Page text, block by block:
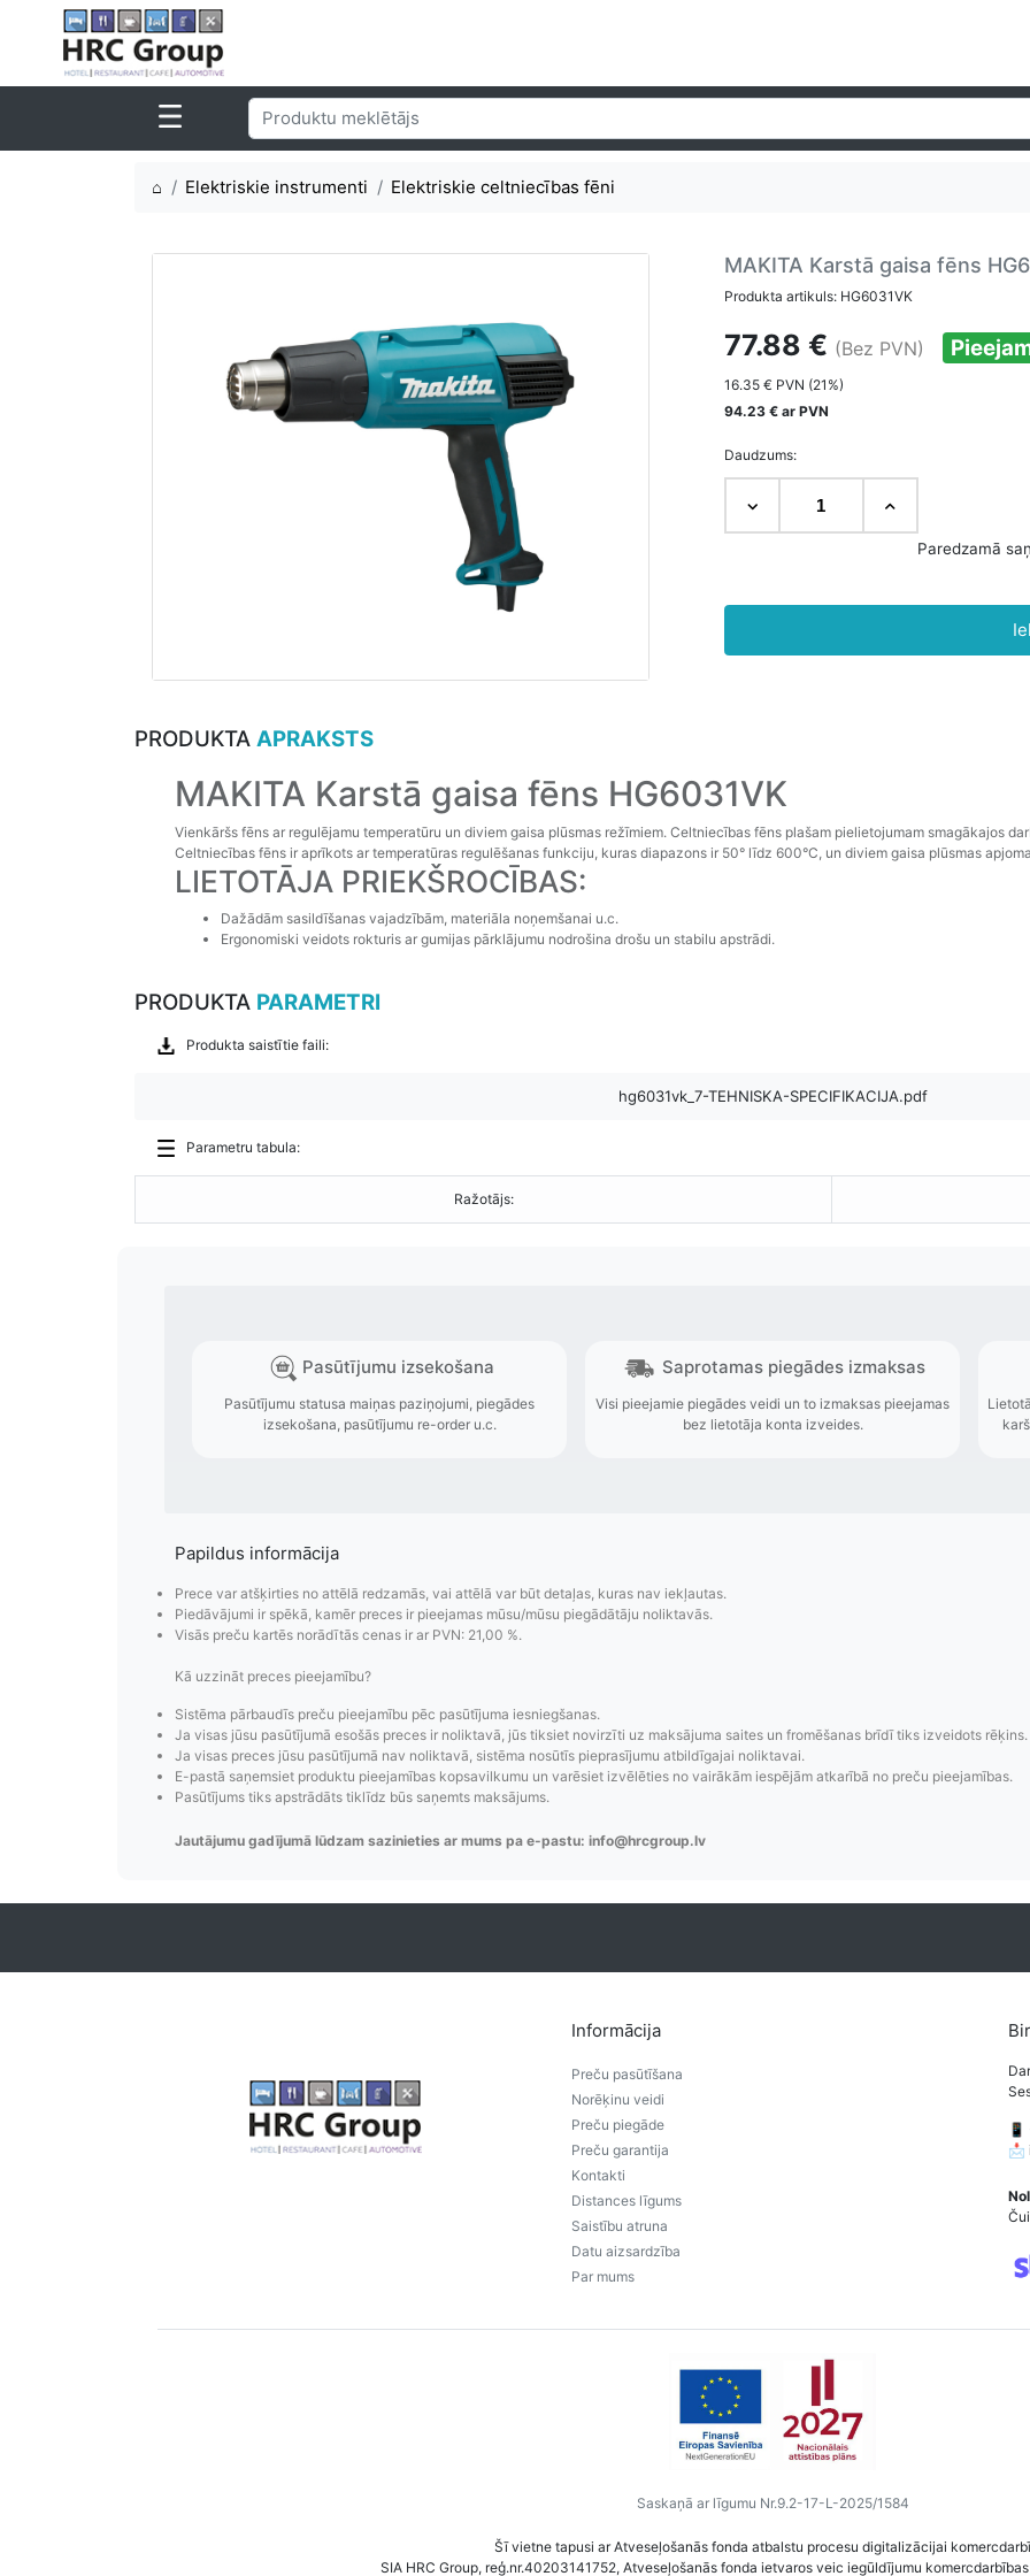
⌂ Elektriskie instrumenti Elektriskie celtniecības fēni
MAKITA Karstā gaisa fēns
Produkta artikuls: HG6031VK
77.88 € (Bez PVN)
16.35 € PVN (21%)
94.23 € ar PVN
Daudzums:
PRODUKTA APRAKSTS
MAKITA Karstā gaisa fēns HG6031VK
Vienkāršs fēns ar regulējamu temperatūru un diviem gaisa plūsmas režīmiem. Celtniecības fēns plašam pielietojumam smagākajos
Celtniecības fēns ir aprīkots ar temperatūras regulēšanas funkciju, kuras diapazons ir 50° līdz 600°C, un diviem gaisa plūsmas
LIETOTĀJA PRIEKŠROCĪBAS:
Dažādām sasildīšanas vajadzībām, materiāla noņemšanai u.c.
Ergonomiski veidots rokturis ar gumijas pārklājumu nodrošina drošu un stabilu apstrādi.
PRODUKTA PARAMETRI
Produkta saistītie faili:
hg6031vk_7-TEHNISKA-SPECIFIKACIJA.pdf
Parametru tabula:
Ražotājs:
Pasūtījumu izsekošana
Pasūtījumu statusa maiņas paziņojumi, piegādes
izsekošana, pasūtījumu re-order u.c.
Visi pieejamie piegādes veidi un to
bez lietotāja konta
Papildus informācija
Prece var atšķirties no attēlā redzamās, vai attēlā var būt detaļas, kuras nav iekļautas.
Piedāvājumi ir spēkā, kamēr preces ir pieejamas mūsu/mūsu piegādātāju noliktavās.
Visās preču kartēs norādītās cenas ir ar PVN: 21,00 %.
Kā uzzināt preces pieejamību?
Sistēma pārbaudīs preču pieejamību pēc pasūtījuma iesniegšanas.
Ja visas jūsu pasūtījumā esošās preces ir noliktavā, jūs tiksiet novirzīti uz maksājuma saites un fromēšanas brīdī tiks izveidots rēķins.
Ja visas preces jūsu pasūtījumā nav noliktavā, sistēma nosūtīs pieprasījumu atbildīgajai noliktavai.
E-pastā saņemsiet produktu pieejamības kopsavilkumu un varēsiet izvēlēties no vairākām iespējām atkarībā no preču pieejamības.
Pasūtījums tiks apstrādāts tiklīdz būs saņemts maksājums.
Jautājumu gadījumā lūdzam sazinieties ar mums pa e-pastu: info@hrcgroup.lv
Informācija
Preču pasūtīšana
Norēķinu veidi
Preču piegāde
Preču garantija
Kontakti
Distances līgums
Saistību atruna
Datu aizsardzība
Par mums
📱
📩
Saskaņā ar līgumu Nr.9.2-17-L-2025/1584
Šī vietne tapusi ar Atveseļošanās fonda atbalstu procesu digitalizācijai
SIA HRC Group, reģ.nr.40203141752, Atveseļošanās fonda ietvaros veic iegūldījumu